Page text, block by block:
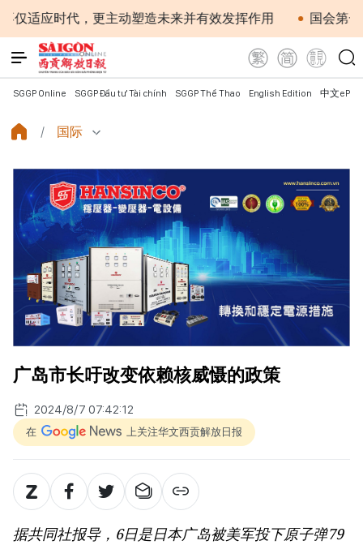
代，更主动塑造未来并有效发挥作用 国会第一次非常
SGGP Online SGGP Đầu tư Tài chính SGGP Thể Thao English Edition 中文
国际
广岛市长吁改变依赖核威慑的政策
2024/8/7 07:42:12
在 上关注华文西贡解放日报
据共同社报导，6日是日本广岛被美军投下原子弹79